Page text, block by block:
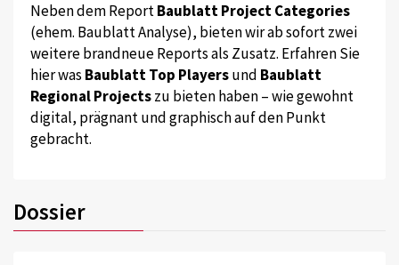
Neben dem ReportBaublatt Project Categories
(ehem. Baublatt Analyse), bieten wir ab sofort zwei
weitere brandneue Reports als Zusatz. Erfahren Sie
hier was Baublatt Top Playersund Baublatt
Regional Projectszu bieten haben – wie gewohnt
digital, prägnant und graphisch auf den Punkt
gebracht.
Dossier